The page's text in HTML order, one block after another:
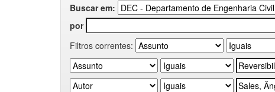
Buscar em:
por
Filtros correntes: